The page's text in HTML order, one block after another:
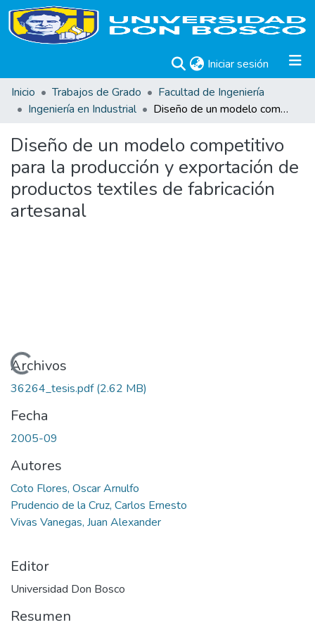
Iniciar sesión (current)
Inicio
Trabajos de Grado
Facultad de Ingeniería
Ingeniería en Industrial
Diseño de un modelo competitivo para la producción y exportación de productos textiles de fabricación artesanal
Diseño de un modelo competitivo
para la producción y exportación de
productos textiles de fabricación
artesanal
Cargando...
Archivos
36264_tesis.pdf(2.62 MB)
Fecha
2005-09
Autores
Coto Flores, Oscar Arnulfo
Prudencio de la Cruz, Carlos Ernesto
Vivas Vanegas, Juan Alexander
Editor
Universidad Don Bosco
Resumen